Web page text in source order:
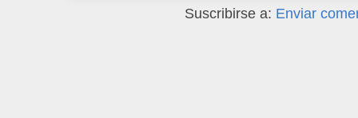
Suscribirse a: Enviar